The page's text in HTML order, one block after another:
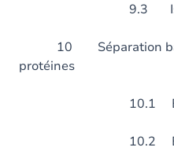
9.3 Isolement
10 Séparation
10.1
10.2